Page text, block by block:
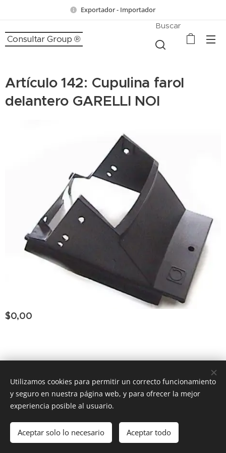
Exportador - Importador
Consultar Group ®
Buscar
Artículo 142: Cupulina farol
delantero GARELLI NOI
$0,00
Añadir a la cesta
Consultar Group ®Todoslos derechos reservados
Powered byWebnode Cookies
Utilizamos cookies para permitir un correcto funcionamiento
y seguro en nuestra página web, y para ofrecer la mejor
experiencia posible al usuario.
Aceptar solo lo necesario Aceptar todo